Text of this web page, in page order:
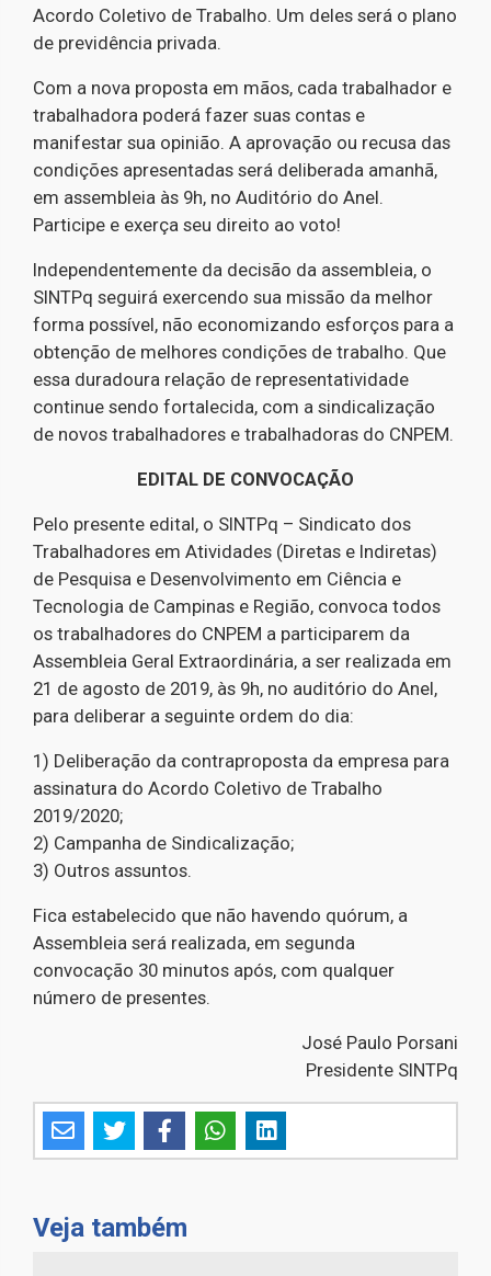
Acordo Coletivo de Trabalho. Um deles será o plano
de previdência privada.
Com a nova proposta em mãos, cada trabalhador e
trabalhadora poderá fazer suas contas e
manifestar sua opinião. A aprovação ou recusa das
condições apresentadas será deliberada amanhã,
em assembleia às 9h, no Auditório do Anel.
Participe e exerça seu direito ao voto!
Independentemente da decisão da assembleia, o
SINTPq seguirá exercendo sua missão da melhor
forma possível, não economizando esforços para a
obtenção de melhores condições de trabalho. Que
essa duradoura relação de representatividade
continue sendo fortalecida, com a sindicalização
de novos trabalhadores e trabalhadoras do CNPEM.
EDITAL DE CONVOCAÇÃO
Pelo presente edital, o SINTPq – Sindicato dos
Trabalhadores em Atividades (Diretas e Indiretas)
de Pesquisa e Desenvolvimento em Ciência e
Tecnologia de Campinas e Região, convoca todos
os trabalhadores do CNPEM a participarem da
Assembleia Geral Extraordinária, a ser realizada em
21 de agosto de 2019, às 9h, no auditório do Anel,
para deliberar a seguinte ordem do dia:
1) Deliberação da contraproposta da empresa para
assinatura do Acordo Coletivo de Trabalho
2019/2020;
2) Campanha de Sindicalização;
3) Outros assuntos.
Fica estabelecido que não havendo quórum, a
Assembleia será realizada, em segunda
convocação 30 minutos após, com qualquer
número de presentes.
José Paulo Porsani
Presidente SINTPq
Veja também